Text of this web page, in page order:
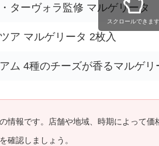
ターヴォラ監修 マルゲリータ
ア マルゲリータ 2枚入
ム 4種のチーズが香るマルゲリ
スクロールできます
情報です。店舗や地域、時期によって
確認しましょう。